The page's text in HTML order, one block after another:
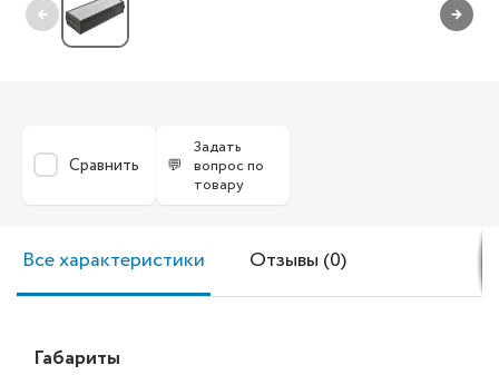
← →
Сравнить 💬
Задать
вопрос по
товару
Все характеристики Отзывы (0)
Габариты